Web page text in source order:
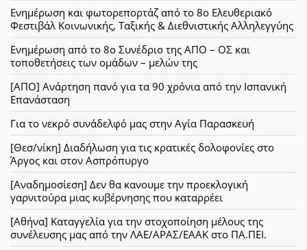
Ενημέρωση και φωτορεπορτάζ από το 8ο Ελευθεριακό
Φεστιβάλ Κοινωνικής, Ταξικής & Διεθνιστικής Αλληλεγγύης
Ενημέρωση από το 8ο Συνέδριο της ΑΠΟ – ΟΣ και
τοποθετήσεις των ομάδων – μελών της
[ΑΠΟ] Ανάρτηση πανό για τα 90 χρόνια από την Ισπανική
Επανάσταση
Για το νεκρό συνάδελφό μας στην Αγία Παρασκευή
[Θεσ/νίκη] Διαδήλωση για τις κρατικές δολοφονίες στο
Άργος και στον Ασπρόπυργο
[Αναδημοσίεση] Δεν θα κανουμε την προεκλογική
γαρνιτούρα μιας κυβέρνησης που καταρρέει
[Αθήνα] Καταγγελία για την στοχοποίηση μέλους της
συνέλευσης μας από την ΛΑΕ/ΑΡΑΣ/ΕΑΑΚ στο ΠΑ.ΠΕΙ.